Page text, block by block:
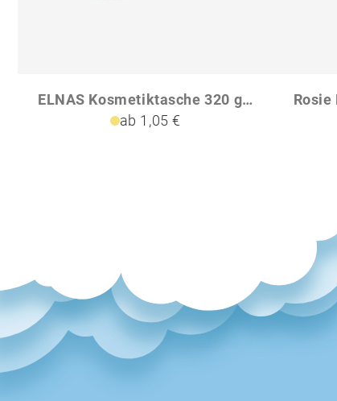
ELNAS Kosmetiktasche 320 gm
ab 1,05 €